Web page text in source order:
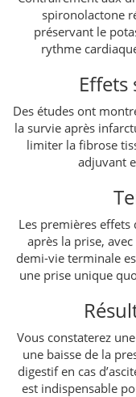
spironolactone
préservant le
rythme
Des études ont
la survie après
limiter la fibrose
adjuvant
Les premières
après la prise,
demi-vie terminale
une prise unique
Vous constaterez
une baisse de la
digestif en cas
est indispensable